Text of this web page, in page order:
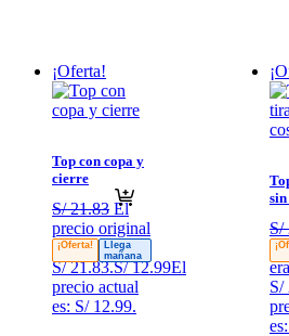
¡Oferta!
Llega
mañana
¡Oferta!
Top con copa y
cierre
S/21.83 El
precio original
era:
S/ 21.83.S/12.99El
precio actual
es: S/ 12.99.
S/
S/